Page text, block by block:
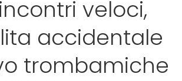
veloci,
accidentale
trombamiche